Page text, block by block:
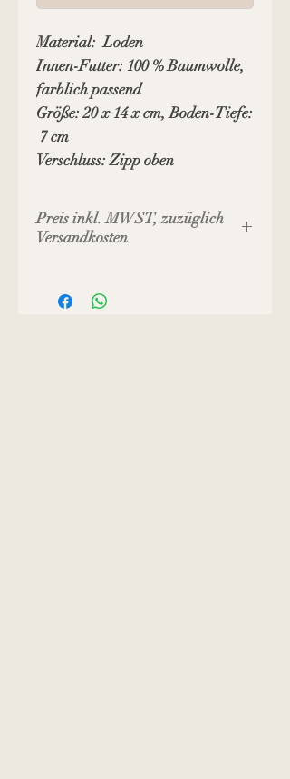
Material: Loden
Innen-Futter: 100 % Baumwolle,
farblich passend
Größe: 20 x 14 x cm, Boden-Tiefe:
7 cm
Verschluss: Zipp oben
Preis inkl. MWST, zuzüglich
Versandkosten